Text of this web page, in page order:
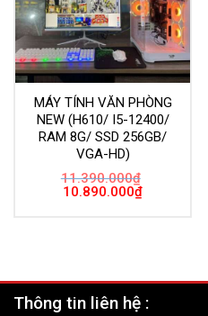
MÁY TÍNH VĂN PHÒNG
NEW (H610/ I5-12400/
RAM 8G/ SSD 256GB/
VGA-HD)
11.390.000₫
Giá
10.890.000₫Giá
Thông tin liên hệ :